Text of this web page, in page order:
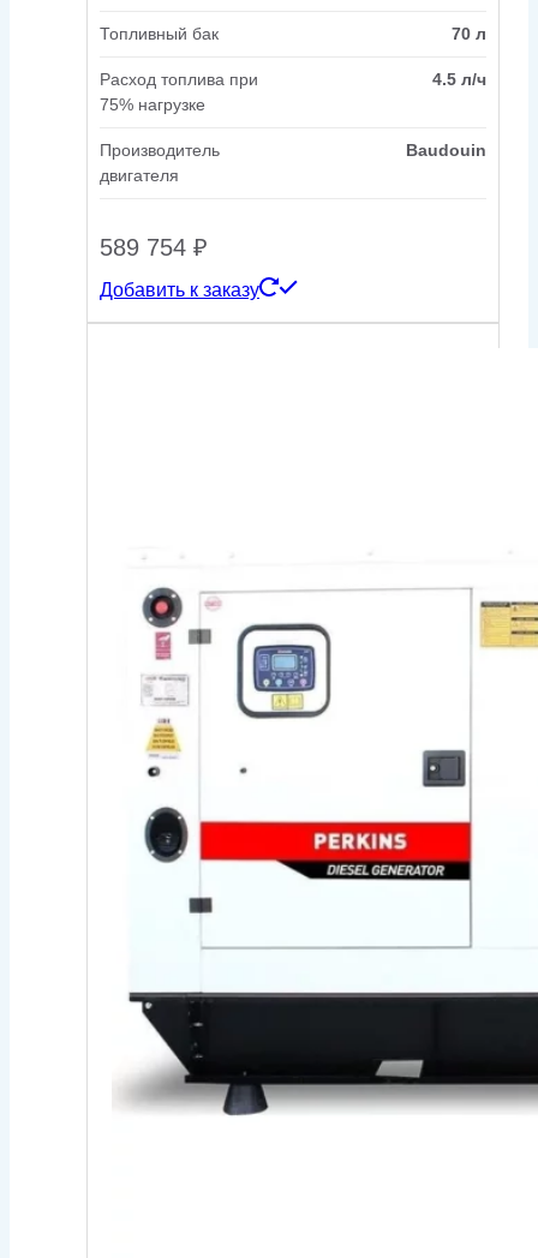
Топливный бак 70 л
Расход топлива при
75% нагрузке
4.5 л/ч
Производитель
двигателя
Baudouin
589 754 ₽
Добавить к заказу